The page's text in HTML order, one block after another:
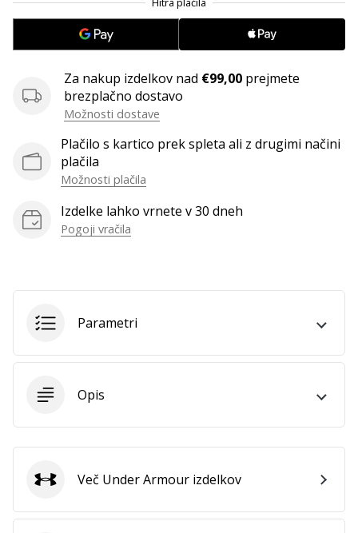
Za nakup izdelkov nad €99,00 prejmete
brezplačno dostavo
Možnosti dostave
Plačilo s kartico prek spleta ali z drugimi načini
plačila
Možnosti plačila
Izdelke lahko vrnete v 30 dneh
Pogoji vračila
Parametri
Opis
Under Armour
Več Under Armour izdelkov